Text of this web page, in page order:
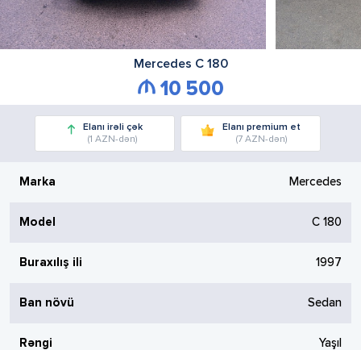
Mercedes C 180
10 500
Elanı irəli çək
(1 AZN-dən)
Elanı premium et
(7 AZN-dən)
Marka Mercedes
Model C 180
Buraxılış ili 1997
Ban növü Sedan
Rəngi Yaşıl